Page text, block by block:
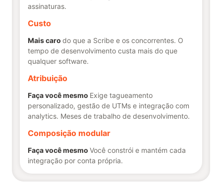
assinaturas.
Custo
Mais caro do que a Scribe e os concorrentes. O
tempo de desenvolvimento custa mais do que
qualquer software.
Atribuição
Faça você mesmo Exige tagueamento
personalizado, gestão de UTMs e integração com
analytics. Meses de trabalho de desenvolvimento.
Composição modular
Faça você mesmo Você constrói e mantém cada
integração por conta própria.